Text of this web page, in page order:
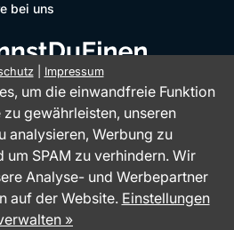
bei uns
| Impressum
um die einwandfreie Funktion
gewährleisten, unseren
analysieren, Werbung zu
um SPAM zu verhindern. Wir
Analyse- und Werbepartner
auf der Website. Einstellungen
»